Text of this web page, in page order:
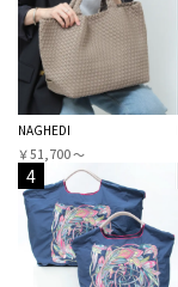
NAGHEDI
￥51,700 〜
4